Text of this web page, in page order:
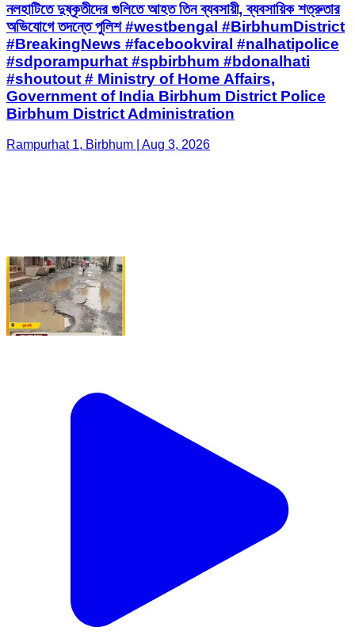
নলহাটিতে দুষ্কৃতীদের গুলিতে আহত তিন ব্যবসায়ী, ব্যবসায়িক শত্রুতার
অভিযোগে তদন্তে পুলিশ #westbengal #BirbhumDistrict
#BreakingNews #facebookviral #nalhatipolice
#sdporampurhat #spbirbhum #bdonalhati
#shoutout # Ministry of Home Affairs,
Government of India Birbhum District Police
Birbhum District Administration
Rampurhat 1, Birbhum | Aug 3, 2026
বেহাল রাজগ্রাম পশ্চিম বাজার–রবিদাসপাড়া রাস্তা, নিত্য দুর্ঘটনার
আশঙ্কায় দ্রুত সংস্কারের দাবি #WestBengal